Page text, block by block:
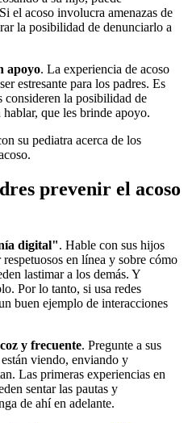
el acoso involucra amenazas de
la posibilidad de denunciarlo a
apoyo. La experiencia de acoso
estresante para los padres. Es
consideren la posibilidad de
que les brinde apoyo.
su pediatra acerca de los
prevenir el acoso
digital". Hable con sus hijos
en línea y sobre cómo
lastimar a los demás. Y
Por lo tanto, si usa redes
buen ejemplo de interacciones
y frecuente. Pregunte a sus
viendo, enviando y
Las primeras experiencias en
sentar las pautas y
de ahí en adelante.